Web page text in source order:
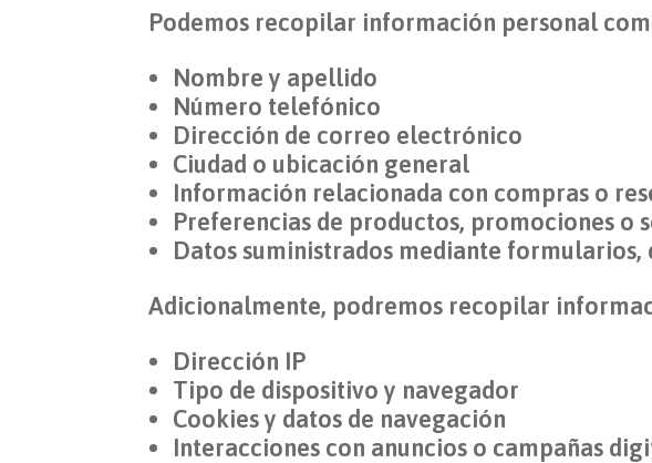
Podemos recopilar información personal
Nombre y apellido
Número telefónico
Dirección de correo electrónico
Ciudad o ubicación general
Información relacionada con compras o
Preferencias de productos, promociones o
Datos suministrados mediante formularios,
Adicionalmente, podremos recopilar
Dirección IP
Tipo de dispositivo y navegador
Cookies y datos de navegación
Interacciones con anuncios o campañas